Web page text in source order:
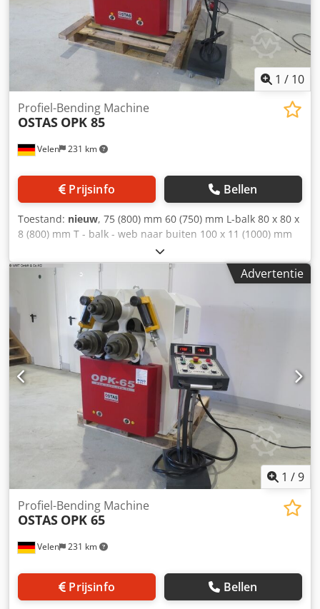
1 / 10
Velen 231 km
Profiel-Bending Machine
OSTAS OPK 85
Prijsinfo Bellen
Toestand: nieuw, 75 (800) mm 60 (750) mm L-balk 80 x 80 x
8 (800) mm T - balk - web naar buiten 100 x 11 (1000) mm
Asdiameter 80 mm Chsdpefv H Ezefx Alaja werksnelheid
6,0 m/min Gereedschapsdiameter 242 mm totaal benodigd
vermogen 4 kW gewicht van de machine ca. 1,8 t
afmetingen van de machine ca. 1,5 x 1,05 x 1,4 m
Profielbuigmachine met: - Voetpedaal rechts / links -
Opname: golf 50mm - met digitale weergave - gehard
speciaal staal - 1 set standaard walsen - Onderste rollers
worden aangedreven - Bovenste rol op en neer
hydraulisch te leveren - Horizontale en verticale werking -
Motor met reminrichting
Advertentie
1 /9
Velen 231 km
Profiel-Bending Machine
OSTAS OPK 65
Prijsinfo Bellen